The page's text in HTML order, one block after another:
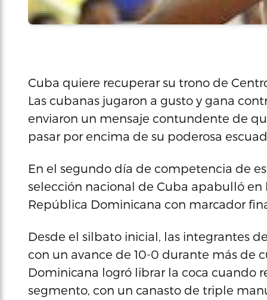
Cuba quiere recuperar su trono de
Las cubanas jugaron a gusto y gana
enviaron un mensaje contundente de
pasar por encima de su poderosa
En el segundo día de competencia de
selección nacional de Cuba apabulló
República Dominicana con marcador
Desde el silbato inicial, las integrantes
con un avance de 10-0 durante más de
Dominicana logró librar la coca cuando
segmento, con un canasto de triple